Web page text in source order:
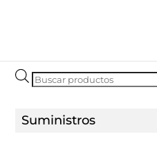
Búsqueda